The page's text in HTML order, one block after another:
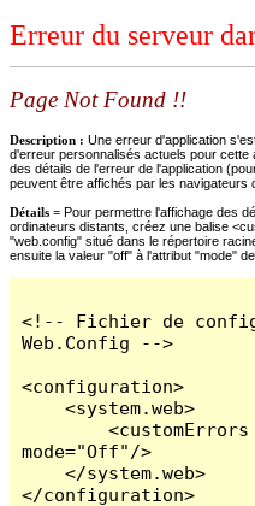
Erreur du serveur
Page Not Found !!
Description : Une erreur d'application
d'erreur personnalisés actuels pour cette
des détails de l'erreur de l'application
peuvent être affichés par les navigateurs
Détails = Pour permettre l'affichage des
ordinateurs distants, créez une balise
"web.config" situé dans le répertoire
ensuite la valeur "off" à l'attribut "mode"
<!-- Fichier de
Web.Config -->
<configuration>
    <system.web>
        <customErrors
mode="Off"/>
    </system.web>
</configuration>